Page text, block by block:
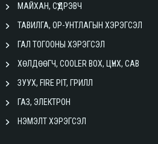
МАЙХАН, СҮҮДРЭВЧ
ТАВИЛГА, ОР-УНТЛАГЫН ХЭРЭГСЭЛ
ГАЛ ТОГООНЫ ХЭРЭГСЭЛ
ХӨЛДӨӨГЧ, COOLER BOX, ЦҮНХ, САВ
ЗУУХ, FIRE PIT, ГРИЛЛ
ГАЗ, ЭЛЕКТРОН
НЭМЭЛТ ХЭРЭГСЭЛ